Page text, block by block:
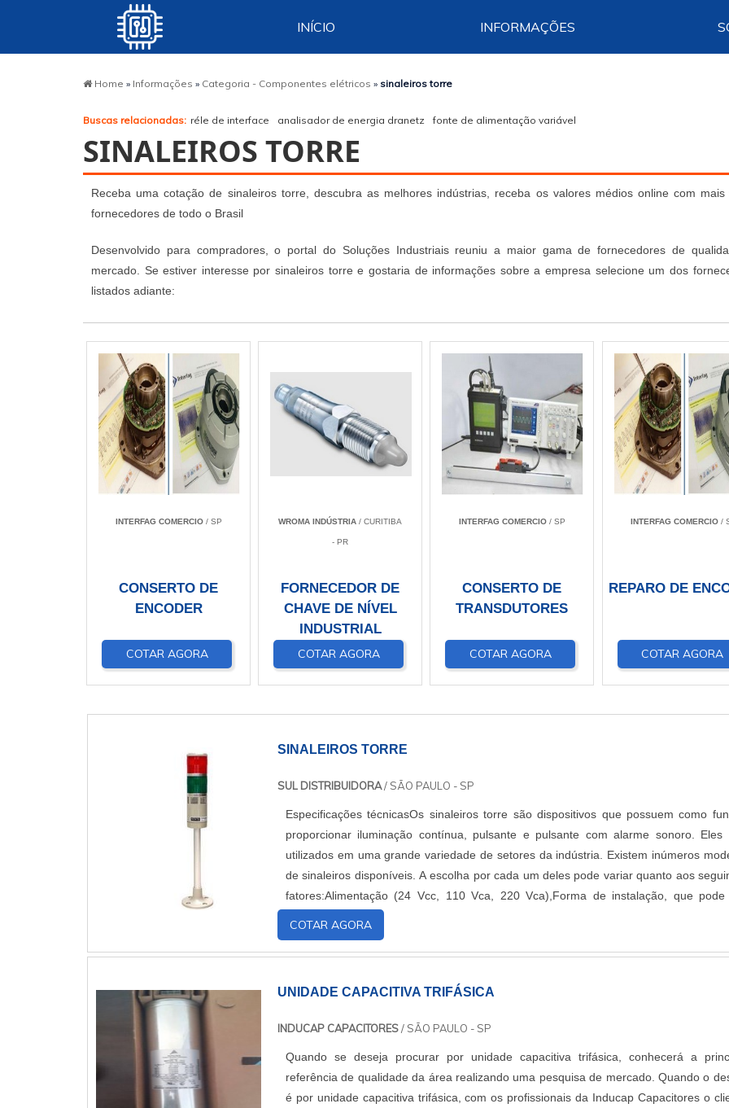
INÍCIO INFORMAÇÕES
Home » Informações » Categoria - Componentes elétricos » sinaleiros torre
Buscas relacionadas: réle de interface analisador de energia dranetz fonte de alimentação variável
SINALEIROS TORRE
Receba uma cotação de sinaleiros torre, descubra as melhores indústrias, receba os valores médios online com
fornecedores de todo o Brasil
Desenvolvido para compradores, o portal do Soluções Industriais reuniu a maior gama de fornecedores de
mercado. Se estiver interesse por sinaleiros torre e gostaria de informações sobre a empresa selecione um dos
listados adiante:
INTERFAG COMERCIO/ SP
CONSERTO DE
ENCODER
COTAR AGORA
WROMA INDÚSTRIA / CURITIBA
- PR
FORNECEDOR DE
CHAVE DE NÍVEL
INDUSTRIAL
COTAR AGORA
INTERFAG COMERCIO/ SP
CONSERTO DE
TRANSDUTORES
COTAR AGORA
INTERFAG COMERCIO /
REPARO DE
COTAR AGORA
SINALEIROS TORRE
SUL DISTRIBUIDORA/ SÃO PAULO - SP
Especificações técnicasOs sinaleiros torre são dispositivos que possuem como
proporcionar iluminação contínua, pulsante e pulsante com alarme sonoro. Eles
utilizados em uma grande variedade de setores da indústria. Existem inúmeros
de sinaleiros disponíveis. A escolha por cada um deles pode variar quanto aos
fatores:Alimentação (24 Vcc, 110 Vca, 220 Vca),Forma de instalação, que pode
direta ou com base,C...
COTAR AGORA
UNIDADE CAPACITIVA TRIFÁSICA
INDUCAP CAPACITORES/ SÃO PAULO - SP
Quando se deseja procurar por unidade capacitiva trifásica, conhecerá a
referência de qualidade da área realizando uma pesquisa de mercado. Quando o
é por unidade capacitiva trifásica, com os profissionais da Inducap Capacitores o